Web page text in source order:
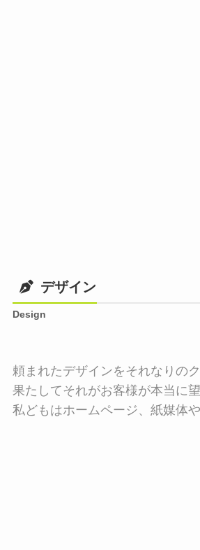
デザイン
Design
頼まれたデザインをそれなりの
果たしてそれがお客様が本当に
私どもはホームページ、紙媒体